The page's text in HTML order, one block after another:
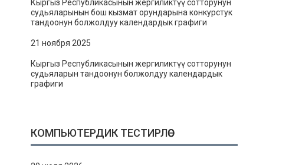
Кыргыз Республикасынын жергиликтүү сотторунун
судьяларынын бош кызмат орундарына конкурстук
тандоонун болжолдуу календардык графиги
21 ноября 2025
Кыргыз Республикасынын жергиликтүү сотторунун
судьяларын тандоонун болжолдуу календардык
графиги
КОМПЬЮТЕРДИК ТЕСТИРЛӨӨ